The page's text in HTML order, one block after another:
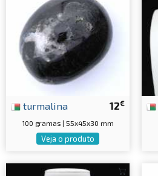
12€
turmalina
100 gramas | 55x45x30 mm
Veja o produto